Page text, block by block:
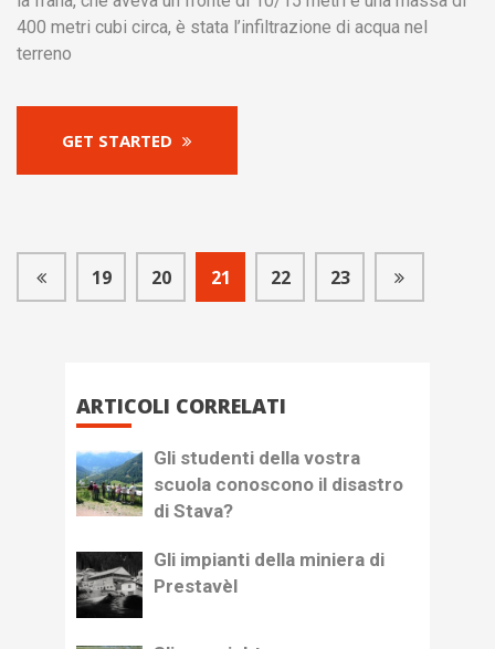
400 metri cubi circa, è stata l’infiltrazione di acqua nel
terreno
GET STARTED
19 20 21 22 23
ARTICOLI CORRELATI
Gli studenti della vostra
scuola conoscono il disastro
di Stava?
Gli impianti della miniera di
Prestavèl